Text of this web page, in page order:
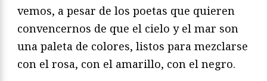
vemos, a pesar de los poetas que quieren
convencernos de que el cielo y el mar son
una paleta de colores, listos para mezclarse
con el rosa, con el amarillo, con el negro.